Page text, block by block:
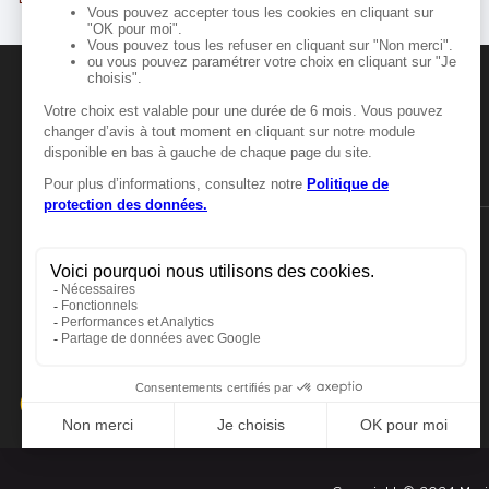
23.18
km
77170 BRIE COMTE ROBERT
Fermé actuellement
Numéro
Voir plus
6
km
Marie Blachère ORMOY
Fermé actuellement
7 Marie Blachère MENNECY
MANGER-BOUGER
Manger-Bouger.fr